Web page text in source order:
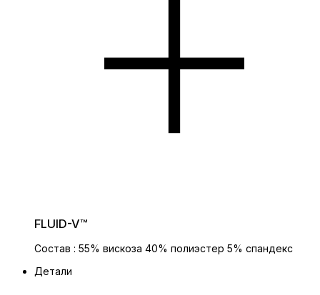
FLUID-V™
Состав : 55% вискоза 40% полиэстер 5% спандекс
Детали